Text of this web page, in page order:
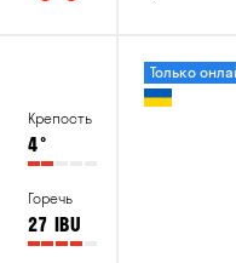
Крепость
4°
Горечь
27 IBU
Только